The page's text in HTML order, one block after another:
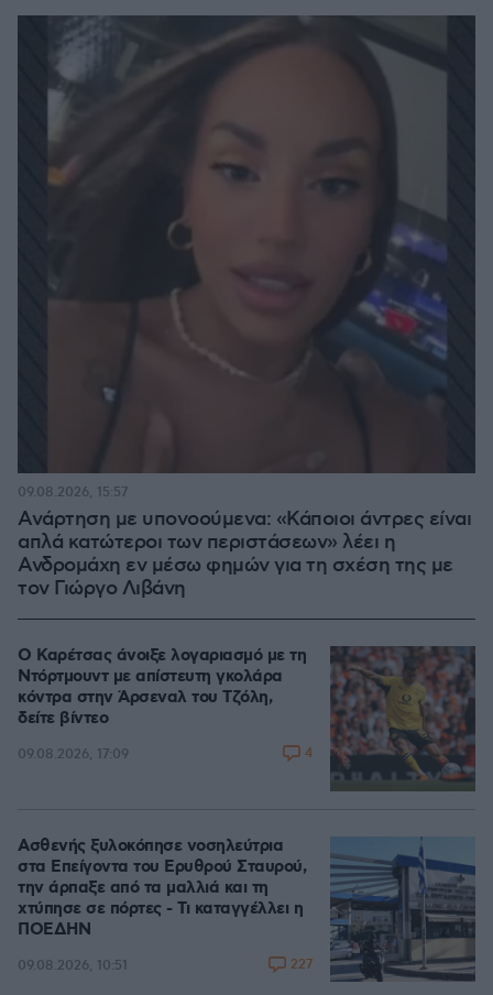
Ανάρτηση με υπονοούμενα: «Κάποιοι άντρες είναι
απλά κατώτεροι των περιστάσεων» λέει η
Ανδρομάχη εν μέσω φημών για τη σχέση της με
τον Γιώργο Λιβάνη
09.08.2026, 15:57
Ο Καρέτσας άνοιξε λογαριασμό με τη
Ντόρτμουντ με απίστευτη γκολάρα
κόντρα στην Άρσεναλ του Τζόλη,
δείτε βίντεο
09.08.2026, 17:09 4
Ασθενής ξυλοκόπησε νοσηλεύτρια
στα Επείγοντα του Ερυθρού Σταυρού,
την άρπαξε από τα μαλλιά και τη
χτύπησε σε πόρτες - Τι καταγγέλλει η
ΠΟΕΔΗΝ
09.08.2026, 10:51 227